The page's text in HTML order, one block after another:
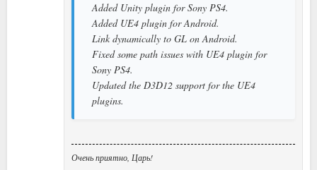
Added Unity plugin for Sony PS4.
Added UE4 plugin for Android.
Link dynamically to GL on Android.
Fixed some path issues with UE4 plugin for
Sony PS4.
Updated the D3D12 support for the UE4
plugins.
Очень приятно, Царь!